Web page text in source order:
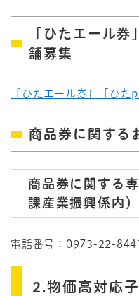
「ひたエール
舗募集
「ひたエール券」「ひた
商品券に関する
商品券に関する
課産業振興係内）
電話番号：0973-22-
2.物価高対応